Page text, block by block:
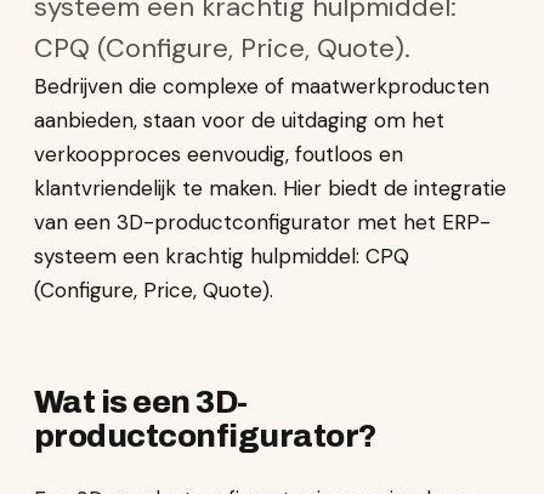
CPQ (Configure, Price, Quote).
Bedrijven die complexe of maatwerkproducten
aanbieden, staan voor de uitdaging om het
verkoopproces eenvoudig, foutloos en
klantvriendelijk te maken. Hier biedt de integratie
van een 3D-productconfigurator met het ERP-
systeem een krachtig hulpmiddel: CPQ
(Configure, Price, Quote).
Wat is een 3D-
productconfigurator?